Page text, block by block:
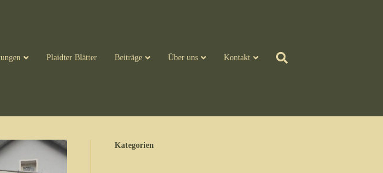
Plaidter Blätter Beiträge Über uns Kontakt
Kategorien